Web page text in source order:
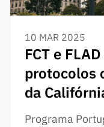
10 MAR 2025
FCT e
protocolos
da
Programa